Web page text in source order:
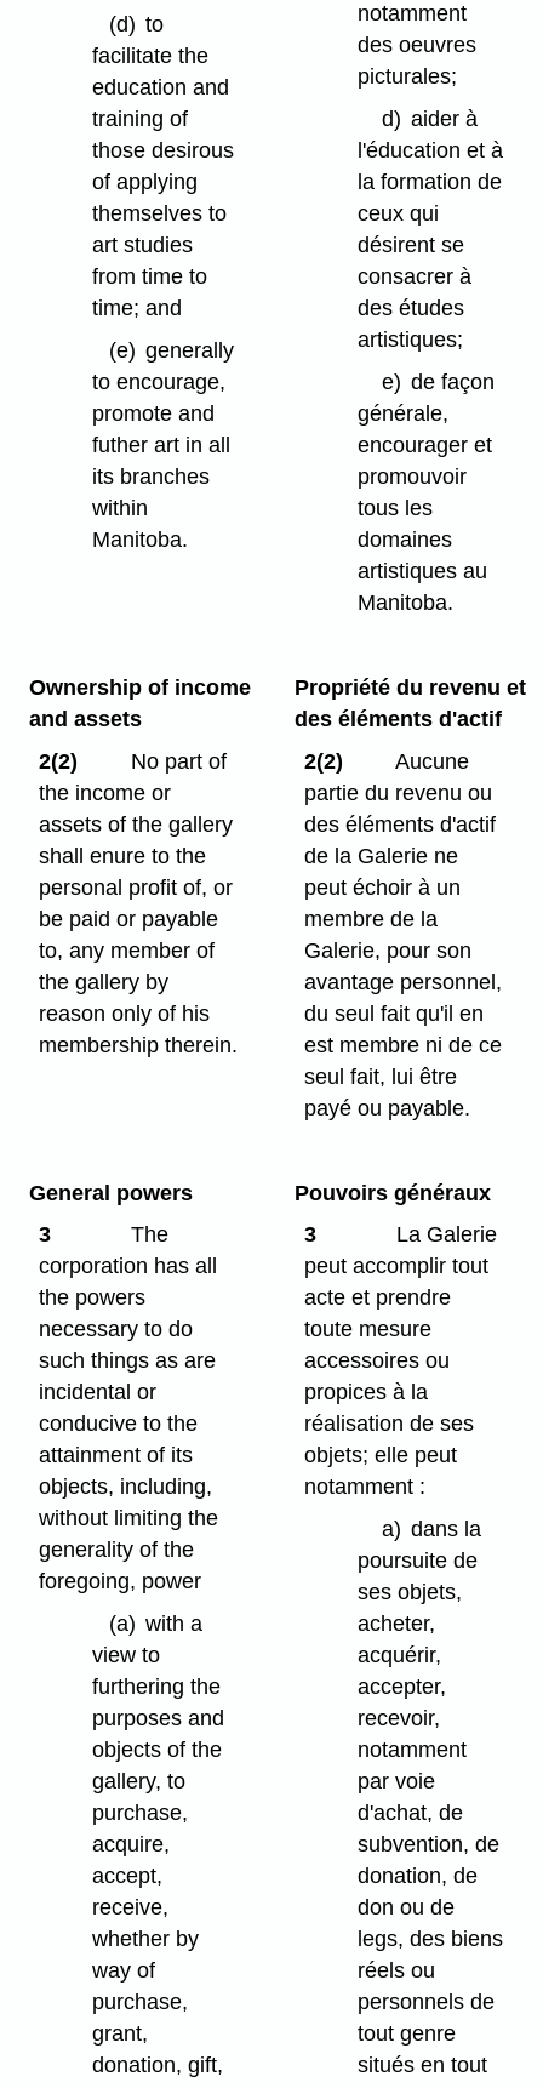
(d) to
facilitate the
education and
training of
those desirous
of applying
themselves to
art studies
from time to
time; and
(e) generally
to encourage,
promote and
futher art in all
its branches
within
Manitoba.
notamment
des oeuvres
picturales;
d) aider à
l'éducation et à
la formation de
ceux qui
désirent se
consacrer à
des études
artistiques;
e) de façon
générale,
encourager et
promouvoir
tous les
domaines
artistiques au
Manitoba.
Ownership of income
and assets
2(2)
No part of
the income or
assets of the gallery
shall enure to the
personal profit of, or
be paid or payable
to, any member of
the gallery by
reason only of his
membership therein.
Propriété du revenu et
des éléments d'actif
2(2)
Aucune
partie du revenu ou
des éléments d'actif
de la Galerie ne
peut échoir à un
membre de la
Galerie, pour son
avantage personnel,
du seul fait qu'il en
est membre ni de ce
seul fait, lui être
payé ou payable.
General powers
3
The
corporation has all
the powers
necessary to do
such things as are
incidental or
conducive to the
attainment of its
objects, including,
without limiting the
generality of the
foregoing, power
(a) with a
view to
furthering the
purposes and
objects of the
gallery, to
purchase,
acquire,
accept,
receive,
whether by
way of
purchase,
grant,
donation, gift,
Pouvoirs généraux
3
La Galerie
peut accomplir tout
acte et prendre
toute mesure
accessoires ou
propices à la
réalisation de ses
objets; elle peut
notamment :
a) dans la
poursuite de
ses objets,
acheter,
acquérir,
accepter,
recevoir,
notamment
par voie
d'achat, de
subvention, de
donation, de
don ou de
legs, des biens
réels ou
personnels de
tout genre
situés en tout